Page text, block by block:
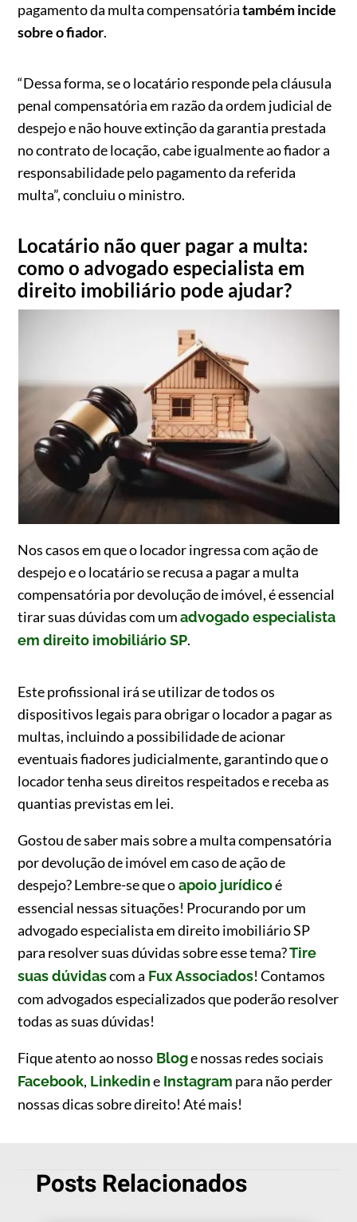
pagamento da multa compensatóriatambém incide
sobre o fiador.
“Dessa forma, se o locatário responde pela cláusula
penal compensatória em razão da ordem judicial de
despejo e não houve extinção da garantia prestada
no contrato de locação, cabe igualmente ao fiador a
responsabilidade pelo pagamento da referida
multa”, concluiu o ministro.
Locatário não quer pagar a multa:
como o advogado especialista em
direito imobiliário pode ajudar?
Nos casos em que o locador ingressa com ação de
despejo e o locatário se recusa a pagar a multa
compensatória por devolução de imóvel, é essencial
tirar suas dúvidas com umadvogado especialista
em direito imobiliário SP.
Este profissional irá se utilizar de todos os
dispositivos legais para obrigar o locador a pagar as
multas, incluindo a possibilidade de acionar
eventuais fiadores judicialmente, garantindo que o
locador tenha seus direitos respeitados e receba as
quantias previstas em lei.
Gostou de saber mais sobre a multa compensatória
por devolução de imóvel em caso de ação de
despejo? Lembre-se que oapoio jurídicoé
essencial nessas situações! Procurando por um
advogado especialista em direito imobiliário SP
para resolver suas dúvidas sobre esse tema?Tire
suas dúvidascom a Fux Associados! Contamos
com advogados especializados que poderão resolver
todas as suas dúvidas!
Fique atento ao nosso Bloge nossas redes sociais
Facebook, Linkedine Instagram para não perder
nossas dicas sobre direito! Até mais!
Posts Relacionados